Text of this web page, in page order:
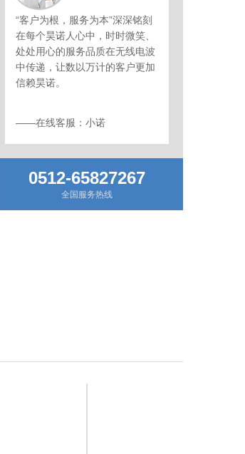
“客户为根，服务为本”深深铭刻
在每个昊诺人心中，时时微笑、
处处用心的服务品质在无线电波
中传递，让数以万计的客户更加
信赖昊诺。
——在线客服：小诺
0512-65827267
全国服务热线